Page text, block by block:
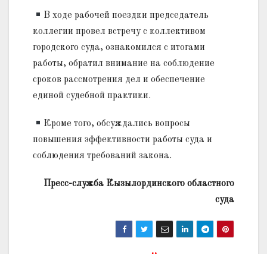
В ходе рабочей поездки председатель
коллегии провел встречу с коллективом
городского суда, ознакомился с итогами
работы, обратил внимание на соблюдение
сроков рассмотрения дел и обеспечение
единой судебной практики.
Кроме того, обсуждались вопросы
повышения эффективности работы суда и
соблюдения требований закона.
Пресс-служба Кызылординского областного
суда